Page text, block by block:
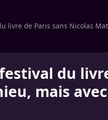
livre de Paris sans Nicolas
du
mais avec